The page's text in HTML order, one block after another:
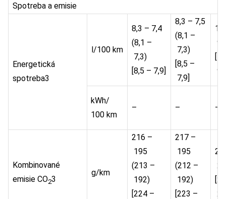
Spotreba a emisie
Energetická
spotreba3
l/100 km
8,3 – 7,4
(8,1 –
7,3)
[8,5 – 7,9]
8,3 – 7,5
(8,1 –
7,3)
[8,5 –
7,9]
kWh/
100 km
– – –
Kombinované
emisie CO23
g/km
216 –
195
(213 –
192)
[224 –
217 –
195
(212 –
192)
[223 –